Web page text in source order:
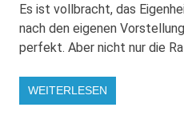
Es ist vollbracht, das
nach den eigenen
perfekt. Aber nicht nur die
WEITERLESEN